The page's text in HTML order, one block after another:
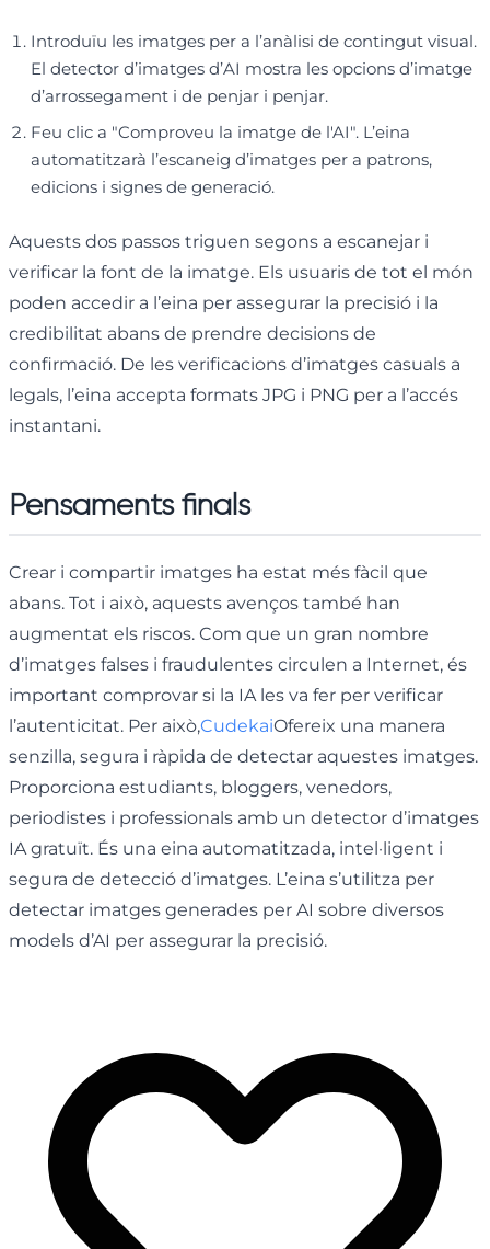
Introduïu les imatges per a l’anàlisi de contingut visual.
El detector d’imatges d’AI mostra les opcions d’imatge
d’arrossegament i de penjar i penjar.
Feu clic a "Comproveu la imatge de l'AI". L’eina
automatitzarà l’escaneig d’imatges per a patrons,
edicions i signes de generació.
Aquests dos passos triguen segons a escanejar i
verificar la font de la imatge. Els usuaris de tot el món
poden accedir a l’eina per assegurar la precisió i la
credibilitat abans de prendre decisions de
confirmació. De les verificacions d’imatges casuals a
legals, l’eina accepta formats JPG i PNG per a l’accés
instantani.
Pensaments finals
Crear i compartir imatges ha estat més fàcil que
abans. Tot i això, aquests avenços també han
augmentat els riscos. Com que un gran nombre
d’imatges falses i fraudulentes circulen a Internet, és
important comprovar si la IA les va fer per verificar
l’autenticitat. Per això,CudekaiOfereix una manera
senzilla, segura i ràpida de detectar aquestes imatges.
Proporciona estudiants, bloggers, venedors,
periodistes i professionals amb un detector d’imatges
IA gratuït. És una eina automatitzada, intel·ligent i
segura de detecció d’imatges. L’eina s’utilitza per
detectar imatges generades per AI sobre diversos
models d’AI per assegurar la precisió.